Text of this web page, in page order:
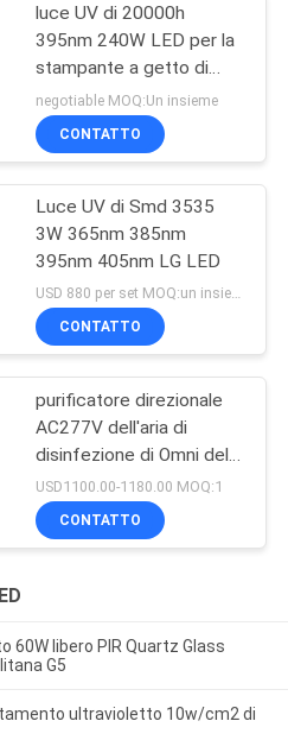
luce UV di 20000h
395nm 240W LED per la
stampante a getto di
inchiostro Machine
negotiable MOQ:Un insieme
CONTATTO
Luce UV di Smd 3535
3W 365nm 385nm
395nm 405nm LG LED
USD 880 per set MOQ:un insieme
CONTATTO
purificatore direzionale
AC277V dell'aria di
disinfezione di Omni della
lampada UV germicida
150W
USD1100.00-1180.00 MOQ:1
CONTATTO
60W libero PIR Quartz Glass
G5
ultravioletto 10w/cm2 di